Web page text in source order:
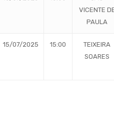
VICENTE
PAULA
15/07/2025 15:00
TEIXEIRA
SOARES